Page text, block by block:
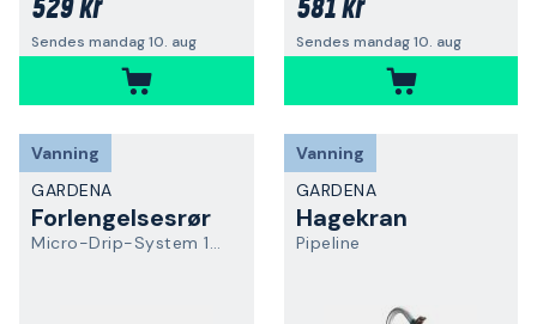
529 kr
Sendes mandag 10. aug
581 kr
Sendes mandag 10. aug
Vanning
GARDENA
Forlengelsesrør
Micro-Drip-System 13326-20
Vanning
GARDENA
Hagekran
Pipeline